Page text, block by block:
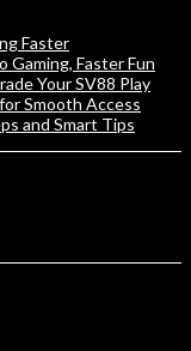
Faster
Gaming, Faster Fun
Your SV88 Play
Smooth Access
and Smart Tips